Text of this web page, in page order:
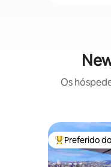
Os
Entre os
Preferido